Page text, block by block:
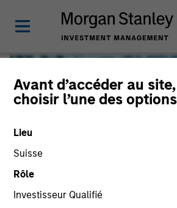
Avant d’accéder au
choisir l’une des
Lieu
Suisse
Rôle
Investisseur Qualifié